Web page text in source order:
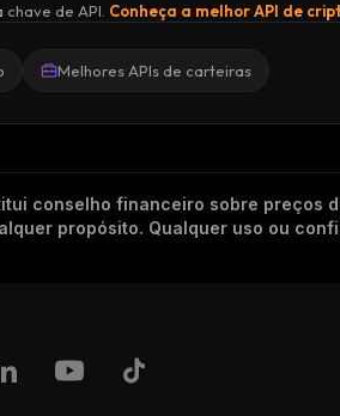
de API. Conheça a melhor API de
Melhores APIs de carteiras
conselho financeiro sobre preços
propósito. Qualquer uso ou